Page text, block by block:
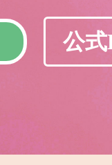
公